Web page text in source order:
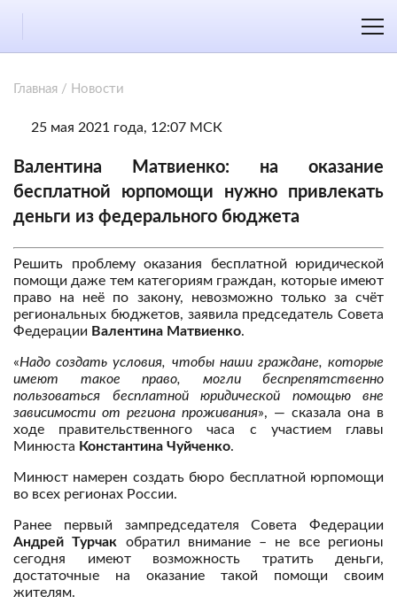
Главная / Новости
25 мая 2021 года, 12:07 МСК
Валентина Матвиенко: на оказание
бесплатной юрпомощи нужно привлекать
деньги из федерального бюджета
Решить проблему оказания бесплатной юридической
помощи даже тем категориям граждан, которые имеют
право на неё по закону, невозможно только за счёт
региональных бюджетов, заявила председатель Совета
Федерации Валентина Матвиенко.
«Надо создать условия, чтобы наши граждане, которые
имеют такое право, могли беспрепятственно
пользоваться бесплатной юридической помощью вне
зависимости от региона проживания», — сказала она в
ходе правительственного часа с участием главы
Минюста Константина Чуйченко.
Минюст намерен создать бюро бесплатной юрпомощи
во всех регионах России.
Ранее первый зампредседателя Совета Федерации
Андрей Турчак обратил внимание – не все регионы
сегодня имеют возможность тратить деньги,
достаточные на оказание такой помощи своим
жителям.